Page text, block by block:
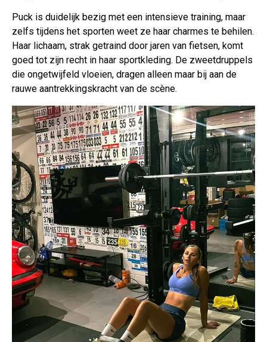
Puck is duidelijk bezig met een intensieve training, maar
zelfs tijdens het sporten weet ze haar charmes te behilen.
Haar lichaam, strak getraind door jaren van fietsen, komt
goed tot zijn recht in haar sportkleding. De zweetdruppels
die ongetwijfeld vloeien, dragen alleen maar bij aan de
rauwe aantrekkingskracht van de scène.